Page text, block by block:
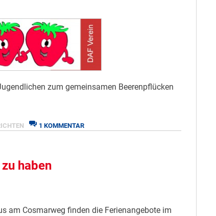
zum gemeinsamen Beerenpflücken
1 KOMMENTARZU
FERIENAKTION
haben
am Cosmarweg finden die Ferienangebote im